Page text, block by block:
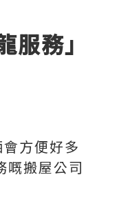
服務」
會方便好多
嘅搬屋公司